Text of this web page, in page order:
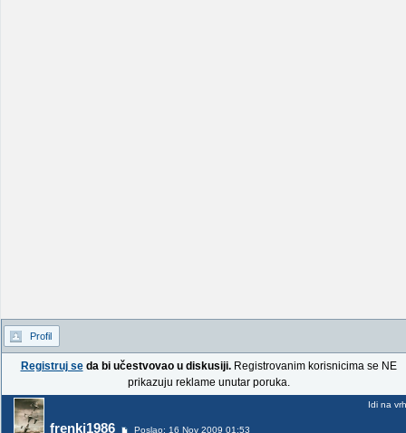
Profil
Registruj seda bi učestvovao u diskusiji.Registrovanim korisnicima se NE
prikazuju reklame unutar poruka.
frenki1986 Poslao: 16 Nov 2009 01:53
Idi na vrh